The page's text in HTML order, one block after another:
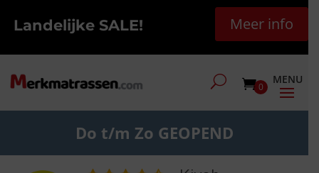
Landelijke SALE! Meer info
0
Do t/m Zo GEOPEND